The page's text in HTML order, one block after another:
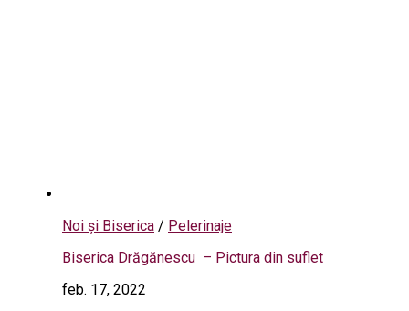
Noi și Biserica / Pelerinaje
Biserica Drăgănescu – Pictura din suflet
feb. 17, 2022